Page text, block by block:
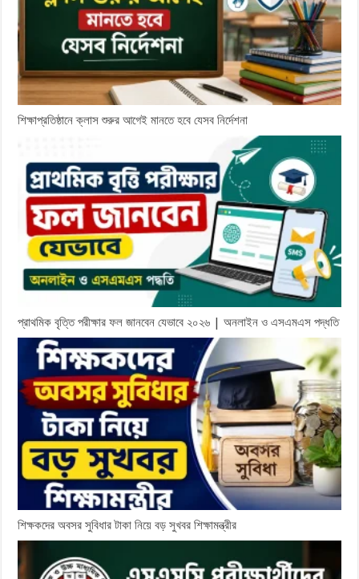
শিক্ষাপ্রতিষ্ঠানে ক্লাস শুরুর আগেই মানতে হবে যেসব নির্দেশনা
প্রাথমিক বৃত্তি পরীক্ষার ফল জানবেন যেভাবে ২০২৬ | অনলাইন ও এসএমএস পদ্ধতি
শিক্ষকদের অবসর সুবিধার টাকা নিয়ে বড় সুখবর শিক্ষামন্ত্রীর